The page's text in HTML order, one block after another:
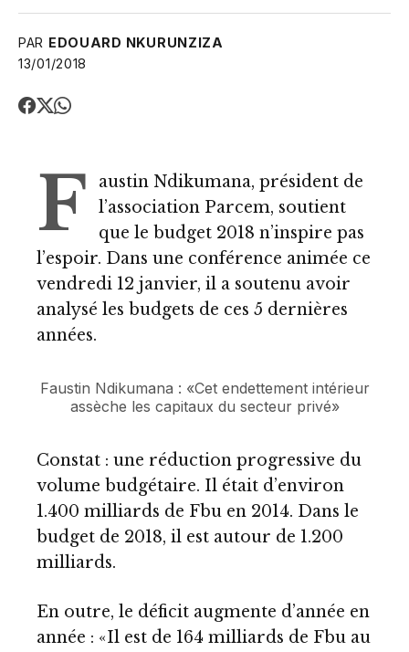
PAR EDOUARD NKURUNZIZA
13/01/2018
F
austin Ndikumana, président de
l’association Parcem, soutient
que le budget 2018 n’inspire pas
l’espoir. Dans une conférence animée ce
vendredi 12 janvier, il a soutenu avoir
analysé les budgets de ces 5 dernières
années.
Faustin Ndikumana : «Cet endettement intérieur
assèche les capitaux du secteur privé»
Constat : une réduction progressive du
volume budgétaire. Il était d’environ
1.400 milliards de Fbu en 2014. Dans le
budget de 2018, il est autour de 1.200
milliards.
En outre, le déficit augmente d’année en
année : «Il est de 164 milliards de Fbu au